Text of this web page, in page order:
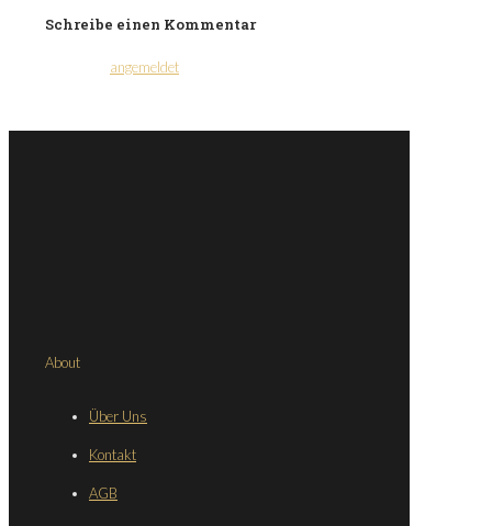
Schreibe einen Kommentar
angemeldet
About
Über Uns
Kontakt
AGB